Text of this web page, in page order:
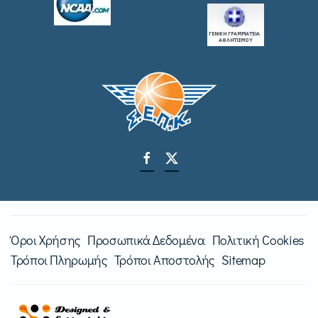
Όροι Χρήσης Προσωπικά Δεδομένα Πολιτική Cookies
Τρόποι Πληρωμής Τρόποι Αποστολής Sitemap